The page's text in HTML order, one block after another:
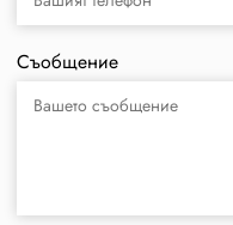
Съобщение